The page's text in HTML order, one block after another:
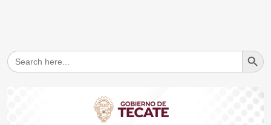
Search
for:
Search